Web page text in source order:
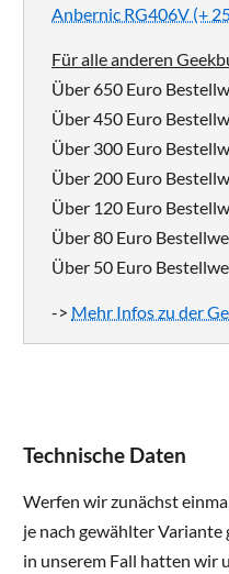
Anbernic RG406V (+
Für alle anderen
Über 650 Euro
Über 450 Euro
Über 300 Euro
Über 200 Euro
Über 120 Euro
Über 80 Euro
Über 50 Euro
-> Mehr Infos zu der
Technische Daten
Werfen wir zunächst
je nach gewählter
in unserem Fall hatten wir